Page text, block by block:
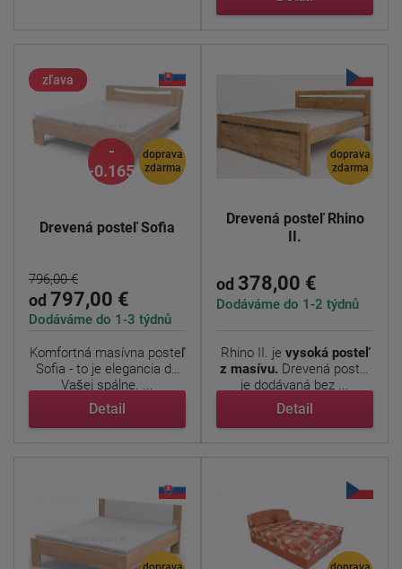
zľava
-
-0.165%
doprava
zdarma
Drevená posteľ Sofia
796,00 €
od 797,00 €
Dodáváme do 1-3 týdnů
Komfortná masívna posteľ
Sofia - to je elegancia do
Vašej spálne. ...
Detail
doprava
zdarma
Drevená posteľ Rhino
II.
od 378,00 €
Dodáváme do 1-2 týdnů
Rhino II. je vysoká posteľ
z masívu. Drevená posteľ
je dodávaná bez ...
Detail